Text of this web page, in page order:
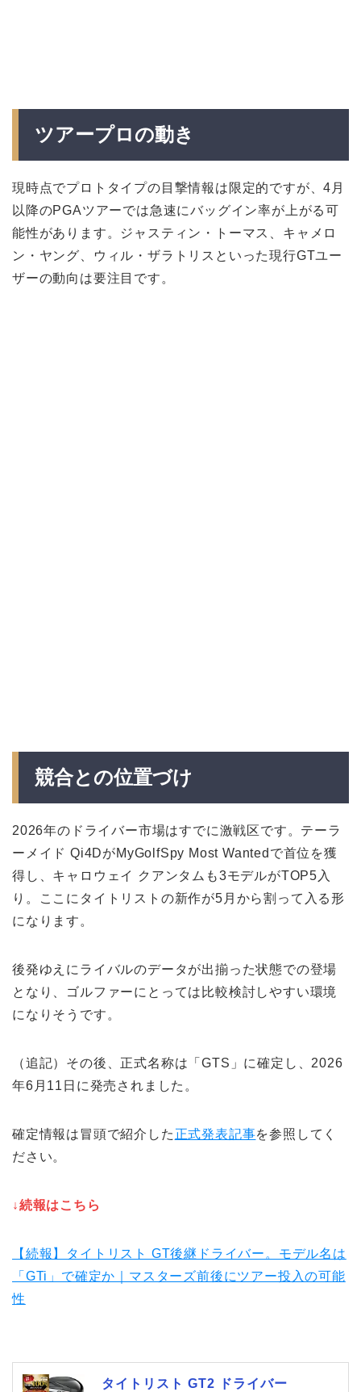
ツアープロの動き
現時点でプロトタイプの目撃情報は限定的ですが、4月
以降のPGAツアーでは急速にバッグイン率が上がる可
能性があります。ジャスティン・トーマス、キャメロ
ン・ヤング、ウィル・ザラトリスといった現行GTユー
ザーの動向は要注目です。
競合との位置づけ
2026年のドライバー市場はすでに激戦区です。テーラ
ーメイド Qi4DがMyGolfSpy Most Wantedで首位を獲
得し、キャロウェイ クアンタムも3モデルがTOP5入
り。ここにタイトリストの新作が5月から割って入る形
になります。
後発ゆえにライバルのデータが出揃った状態での登場
となり、ゴルファーにとっては比較検討しやすい環境
になりそうです。
（追記）その後、正式名称は「GTS」に確定し、2026
年6月11日に発売されました。
確定情報は冒頭で紹介した 正式発表記事を参照してく
ださい。
↓続報はこちら
【続報】タイトリスト GT後継ドライバー。モデル名は
「GTi」で確定か｜マスターズ前後にツアー投入の可能
性
タイトリスト GT2 ドライバー